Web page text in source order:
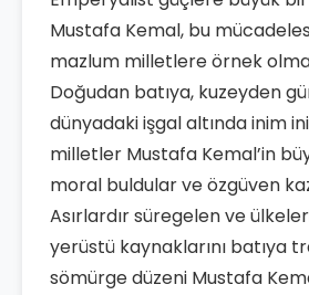
Mustafa Kemal, bu
mazlum milletlere örnek
Doğudan batıya, kuzeyden
dünyadaki işgal altında inim
milletler Mustafa Kemal’in
moral buldular ve özgüven
Asırlardır süregelen ve
yerüstü kaynaklarını batıya
sömürge düzeni Mustafa